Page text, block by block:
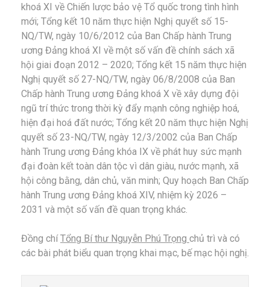
khoá XI về Chiến lược bảo vệ Tổ quốc trong tình hình
mới; Tổng kết 10 năm thực hiện Nghị quyết số 15-
NQ/TW, ngày 10/6/2012 của Ban Chấp hành Trung
ương Đảng khoá XI về một số vấn đề chính sách xã
hội giai đoạn 2012 – 2020; Tổng kết 15 năm thực hiện
Nghị quyết số 27-NQ/TW, ngày 06/8/2008 của Ban
Chấp hành Trung ương Đảng khoá X về xây dựng đội
ngũ trí thức trong thời kỳ đẩy mạnh công nghiệp hoá,
hiện đại hoá đất nước; Tổng kết 20 năm thực hiện Nghị
quyết số 23-NQ/TW, ngày 12/3/2002 của Ban Chấp
hành Trung ương Đảng khóa IX về phát huy sức mạnh
đại đoàn kết toàn dân tộc vì dân giàu, nước mạnh, xã
hội công bằng, dân chủ, văn minh; Quy hoạch Ban Chấp
hành Trung ương Đảng khoá XIV, nhiệm kỳ 2026 –
2031 và một số vấn đề quan trọng khác.
Đồng chíTổng Bí thư Nguyễn Phú Trọng chủ trì và có
các bài phát biểu quan trọng khai mạc, bế mạc hội nghị.